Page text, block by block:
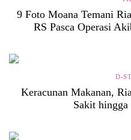
9 Foto Moana Temani
RS Pasca Operasi
D-
Keracunan Makanan,
Sakit hingga